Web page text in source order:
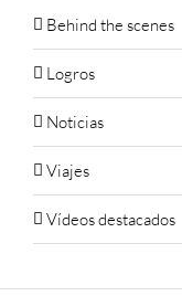
Behind the scenes
Logros
Noticias
Viajes
Vídeos destacados